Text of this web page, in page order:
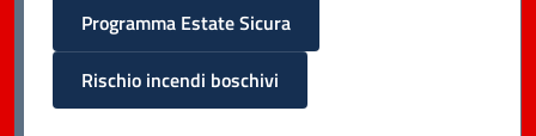
Programma Estate Sicura
Rischio incendi boschivi